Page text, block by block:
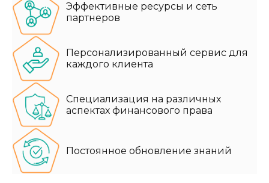
Эффективные ресурсы и сеть
партнеров
Персонализированный сервис для
каждого клиента
Специализация на различных
аспектах финансового права
Постоянное обновление знаний